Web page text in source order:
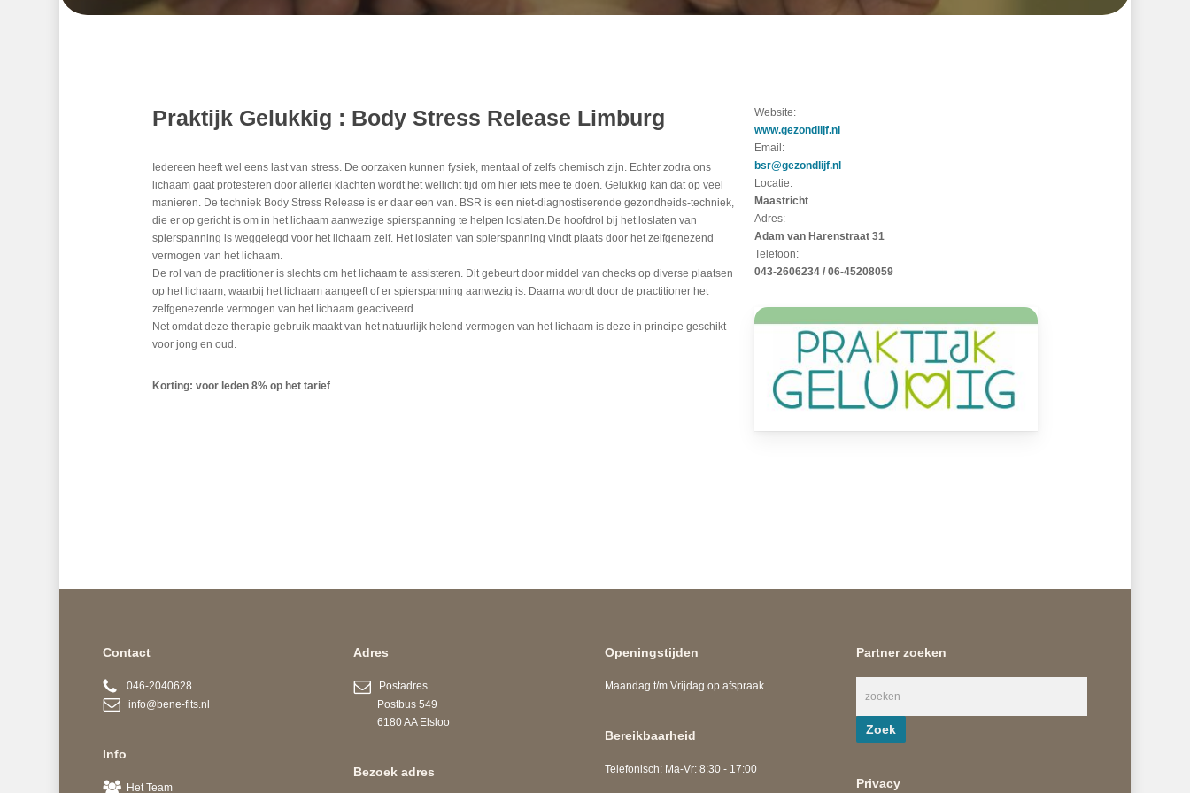
Praktijk Gelukkig : Body Stress Release Limburg
Iedereen heeft wel eens last van stress. De oorzaken kunnen fysiek, mentaal of zelfs chemisch zijn. Echter zodra ons
lichaam gaat protesteren door allerlei klachten wordt het wellicht tijd om hier iets mee te doen. Gelukkig kan dat op veel
manieren. De techniek Body Stress Release is er daar een van. BSR is een niet-diagnostiserende gezondheids-techniek,
die er op gericht is om in het lichaam aanwezige spierspanning te helpen loslaten.De hoofdrol bij het loslaten van
spierspanning is weggelegd voor het lichaam zelf. Het loslaten van spierspanning vindt plaats door het zelfgenezend
vermogen van het lichaam.
De rol van de practitioner is slechts om het lichaam te assisteren. Dit gebeurt door middel van checks op diverse plaatsen
op het lichaam, waarbij het lichaam aangeeft of er spierspanning aanwezig is. Daarna wordt door de practitioner het
zelfgenezende vermogen van het lichaam geactiveerd.
Net omdat deze therapie gebruik maakt van het natuurlijk helend vermogen van het lichaam is deze in principe geschikt
voor jong en oud.
Korting: voor leden 8% op het tarief
Website:
www.gezondlijf.nl
Email:
bsr@gezondlijf.nl
Locatie:
Maastricht
Adres:
Adam van Harenstraat 31
Telefoon:
043-2606234 / 06-45208059
Contact
046-2040628
info@bene-fits.nl
Info
Het Team
Adres
Postadres
Postbus 549
6180 AA Elsloo
Bezoek adres
Openingstijden
Maandag t/m Vrijdag op afspraak
Bereikbaarheid
Telefonisch: Ma-Vr: 8:30 - 17:00
Partner zoeken
Privacy